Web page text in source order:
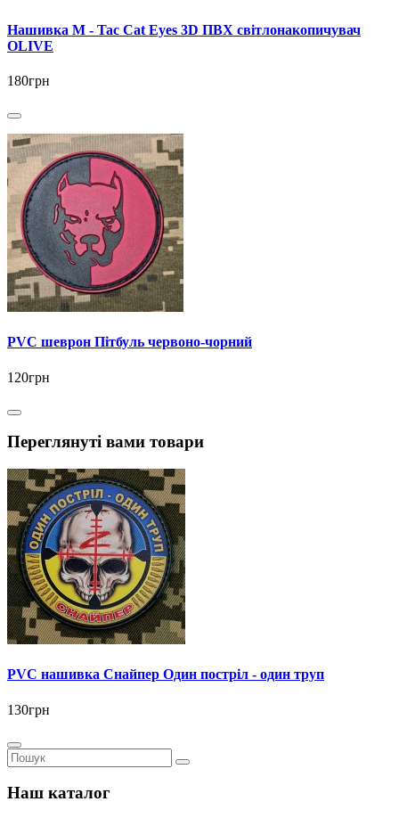
Нашивка M - Tac Cat Eyes 3D ПВХ світлонакопичувач
OLIVE
180грн
PVC шеврон Пітбуль червоно-чорний
120грн
Переглянуті вами товари
PVC нашивка Снайпер Один постріл - один труп
130грн
Наш каталог